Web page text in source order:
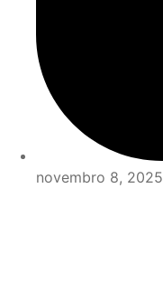
novembro 8, 2025